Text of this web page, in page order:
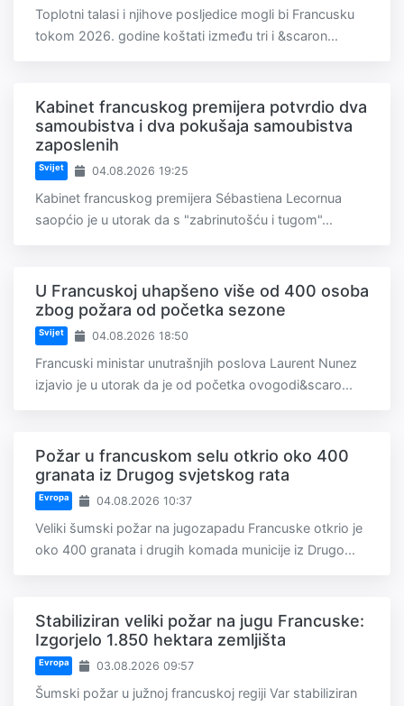
Toplotni talasi i njihove posljedice mogli bi Francusku
tokom 2026. godine koštati između tri i &scaron...
Kabinet francuskog premijera potvrdio dva
samoubistva i dva pokušaja samoubistva
zaposlenih
Svijet 04.08.2026 19:25
Kabinet francuskog premijera Sébastiena Lecornua
saopćio je u utorak da s "zabrinutošću i tugom"...
U Francuskoj uhapšeno više od 400 osoba
zbog požara od početka sezone
Svijet 04.08.2026 18:50
Francuski ministar unutrašnjih poslova Laurent Nunez
izjavio je u utorak da je od početka ovogodi&scaro...
Požar u francuskom selu otkrio oko 400
granata iz Drugog svjetskog rata
Evropa 04.08.2026 10:37
Veliki šumski požar na jugozapadu Francuske otkrio je
oko 400 granata i drugih komada municije iz Drugo...
Stabiliziran veliki požar na jugu Francuske:
Izgorjelo 1.850 hektara zemljišta
Evropa 03.08.2026 09:57
Šumski požar u južnoj francuskoj regiji Var stabiliziran